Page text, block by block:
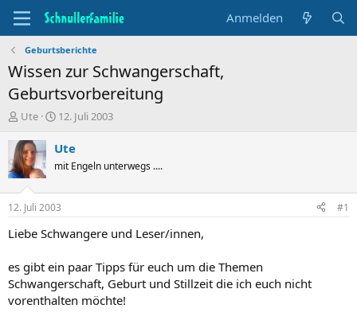
Anmelden
Geburtsberichte
Wissen zur Schwangerschaft,
Geburtsvorbereitung
T
e
m
e
n
t
a
e
r
Ute
B
g
n
d
a
t
12. Juli 2003
Ute
mit Engeln unterwegs ....
12. Juli 2003 #1
Liebe Schwangere und Leser/innen,
es gibt ein paar Tipps für euch um die Themen
Schwangerschaft, Geburt und Stillzeit die ich euch nicht
vorenthalten möchte!